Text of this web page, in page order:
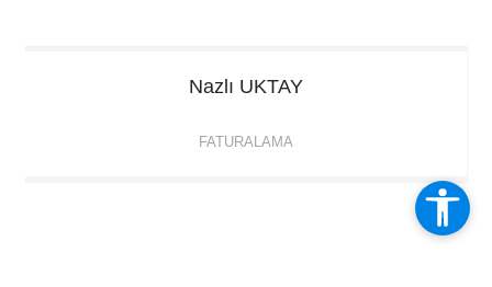
Nazlı UKTAY
FATURALAMA